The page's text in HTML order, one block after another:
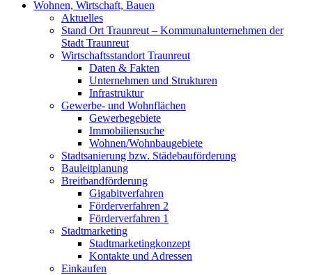
Wohnen, Wirtschaft, Bauen
Aktuelles
Stand Ort Traunreut – Kommunalunternehmen der
Stadt Traunreut
Wirtschaftsstandort Traunreut
Daten & Fakten
Unternehmen und Strukturen
Infrastruktur
Gewerbe- und Wohnflächen
Gewerbegebiete
Immobiliensuche
Wohnen/Wohnbaugebiete
Stadtsanierung bzw. Städebauförderung
Bauleitplanung
Breitbandförderung
Gigabitverfahren
Förderverfahren 2
Förderverfahren 1
Stadtmarketing
Stadtmarketingkonzept
Kontakte und Adressen
Einkaufen